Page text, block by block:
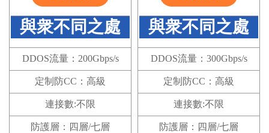
與衆不同之處
DDOS流量：200Gbps/s
定制防CC：高級
連接數:不限
防護層：四層/七層
與衆不同之處
DDOS流量：300Gbps/s
定制防CC：高級
連接數:不限
防護層：四層/七層